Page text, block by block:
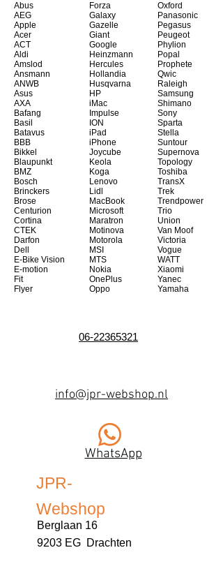
Abus
AEG
Apple
Acer
ACT
Aldi
Amslod
Ansmann
ANWB
Asus
AXA
Bafang
Basil
Batavus
BBB
Bikkel
Blaupunkt
BMZ
Bosch
Brinckers
Brose
Centurion
Cortina
CTEK
Darfon
Dell
E-Bike Vision
E-motion
Fit
Flyer
Forza
Galaxy
Gazelle
Giant
Google
Heinzmann
Hercules
Hollandia
Husqvarna
HP
iMac
Impulse
ION
iPad
iPhone
Joycube
Keola
Koga
Lenovo
Lidl
MacBook
Microsoft
Maratron
Motinova
Motorola
MSI
MTS
Nokia
OnePlus
Oppo
Oxford
Panasonic
Pegasus
Peugeot
Phylion
Popal
Prophete
Qwic
Raleigh
Samsung
Shimano
Sony
Sparta
Stella
Suntour
Supernova
Topology
Toshiba
TransX
Trek
Trendpower
Trio
Union
Van Moof
Victoria
Vogue
WATT
Xiaomi
Yanec
Yamaha
06-22365321
info@jpr-webshop.nl
WhatsApp
JPR-
Webshop
Berglaan 16
9203 EG Drachten